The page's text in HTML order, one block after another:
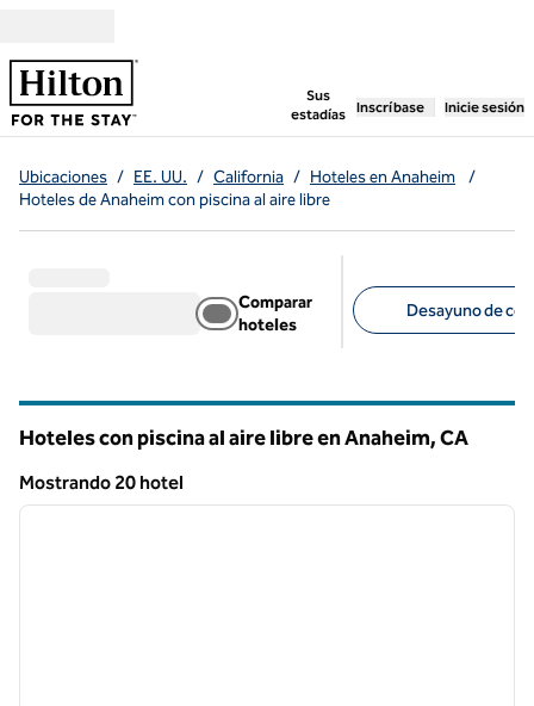
Sus
estadías
, abre una pestaña
Inscríbase Inicie sesión
Ubicaciones / EE. UU. / California / Hoteles en Anaheim
/
Hoteles de Anaheim con piscina al aire libre
Comparar
hoteles
Desayuno de
Hoteles con piscina al aire libre en Anaheim,CA
Mostrando 20 hotel
Mostrando 20 hotel
1 de 12